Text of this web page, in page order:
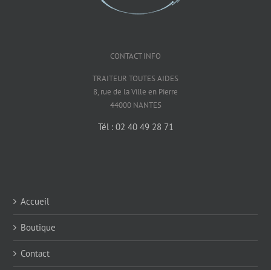
CONTACT INFO
TRAITEUR TOUTES AIDES
8, rue de la Ville en Pierre
44000 NANTES
Tél : 02 40 49 28 71
Accueil
Boutique
Contact